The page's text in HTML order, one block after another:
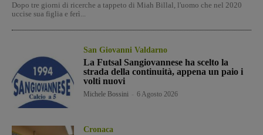
Dopo tre giorni di ricerche a tappeto di Miah Billal, l'uomo che nel 2020
uccise sua figlia e ferì...
San Giovanni Valdarno
La Futsal Sangiovannese ha scelto la
strada della continuità, appena un paio i
volti nuovi
Michele Bossini 6 Agosto 2026
Cronaca